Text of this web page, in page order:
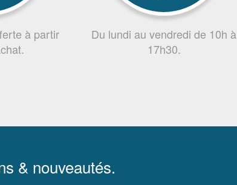
à partir
Du lundi au vendredi de 10h à
17h30.
& nouveautés.